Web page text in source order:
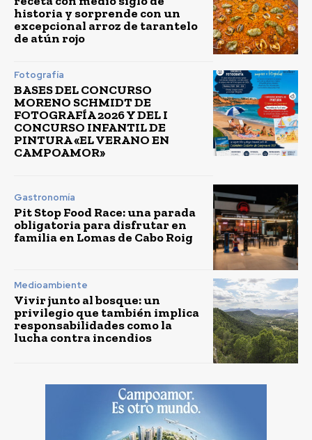
historia y sorprende con un
excepcional arroz de tarantelo
de atún rojo
Fotografía
BASES DEL CONCURSO
MORENO SCHMIDT DE
FOTOGRAFÍA 2026 Y DEL I
CONCURSO INFANTIL DE
PINTURA «EL VERANO EN
CAMPOAMOR»
Gastronomía
Pit Stop Food Race: una parada
obligatoria para disfrutar en
familia en Lomas de Cabo Roig
Medioambiente
Vivir junto al bosque: un
privilegio que también implica
responsabilidades como la
lucha contra incendios